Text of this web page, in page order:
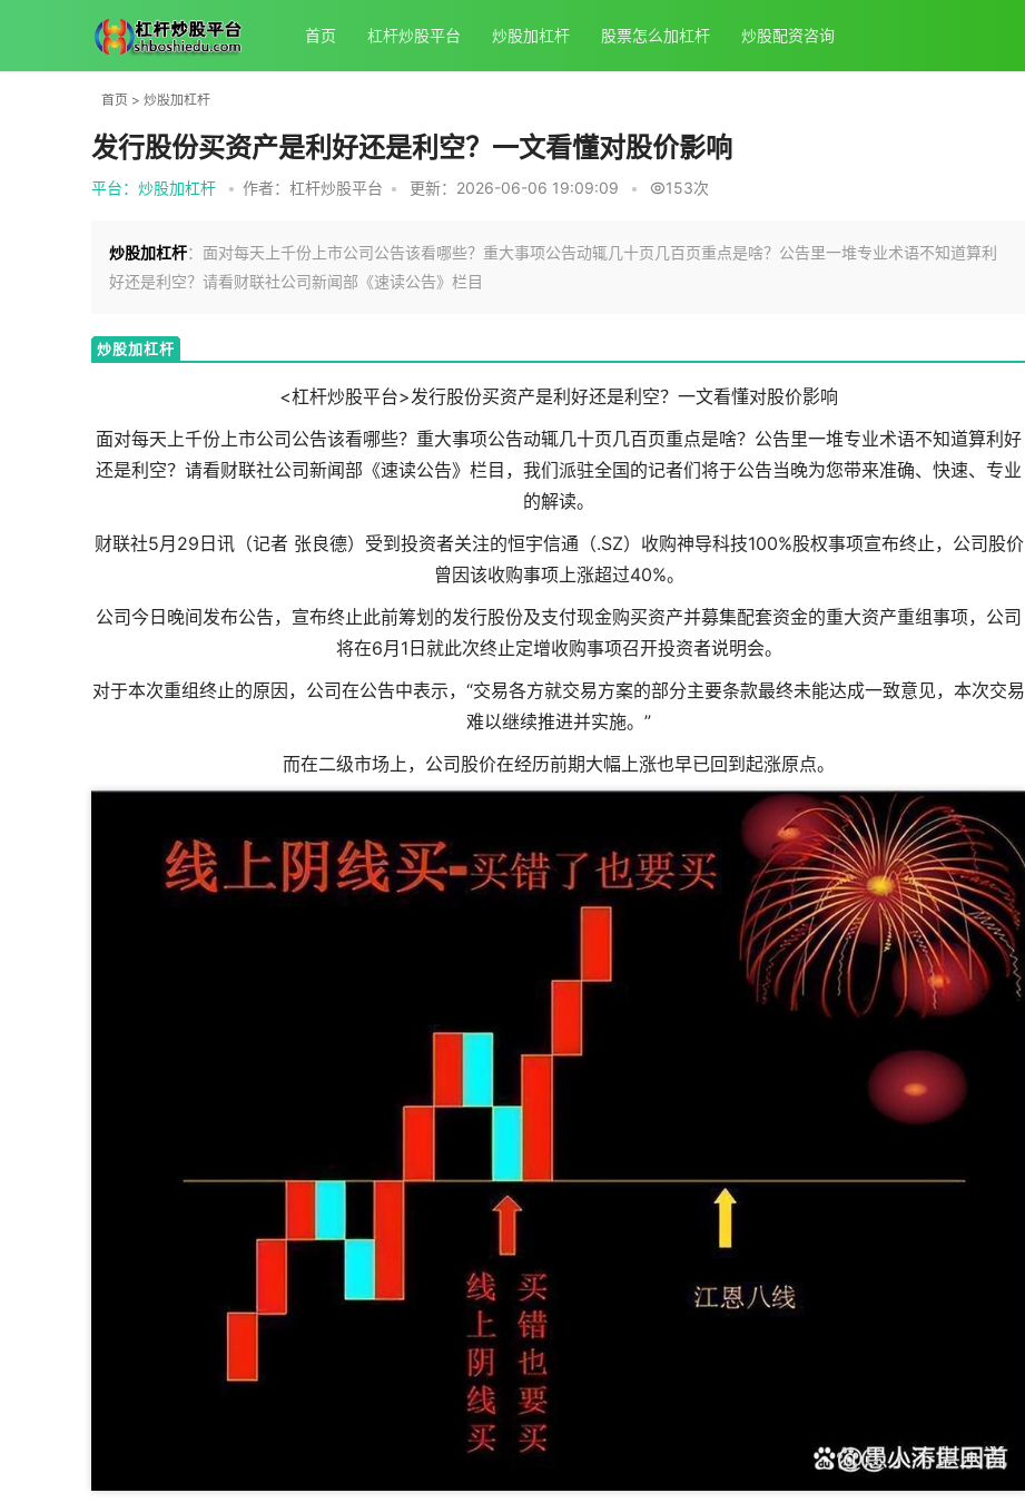
首页 杠杆炒股平台 炒股加杠杆 股票怎么加杠杆 炒股配资咨询
首页 > 炒股加杠杆
发行股份买资产是利好还是利空？一文看懂对股价影响
平台：炒股加杠杆 • 作者：杠杆炒股平台 • 更新：2026-06-06 19:09:09 • 153次
炒股加杠杆：面对每天上千份上市公司公告该看哪些？重大事项公告动辄几十页几百页重点是啥？公告里一堆专业术语不知道算利
好还是利空？请看财联社公司新闻部《速读公告》栏目
炒股加杠杆
<杠杆炒股平台>发行股份买资产是利好还是利空？一文看懂对股价影响
面对每天上千份上市公司公告该看哪些？重大事项公告动辄几十页几百页重点是啥？公告里一堆专业术语不知道算利好
还是利空？请看财联社公司新闻部《速读公告》栏目，我们派驻全国的记者们将于公告当晚为您带来准确、快速、专业
的解读。
财联社5月29日讯（记者 张良德）受到投资者关注的恒宇信通（.SZ）收购神导科技100%股权事项宣布终止，公司股价
曾因该收购事项上涨超过40%。
公司今日晚间发布公告，宣布终止此前筹划的发行股份及支付现金购买资产并募集配套资金的重大资产重组事项，公司
将在6月1日就此次终止定增收购事项召开投资者说明会。
对于本次重组终止的原因，公司在公告中表示，“交易各方就交易方案的部分主要条款最终未能达成一致意见，本次交易
难以继续推进并实施。”
而在二级市场上，公司股价在经历前期大幅上涨也早已回到起涨原点。